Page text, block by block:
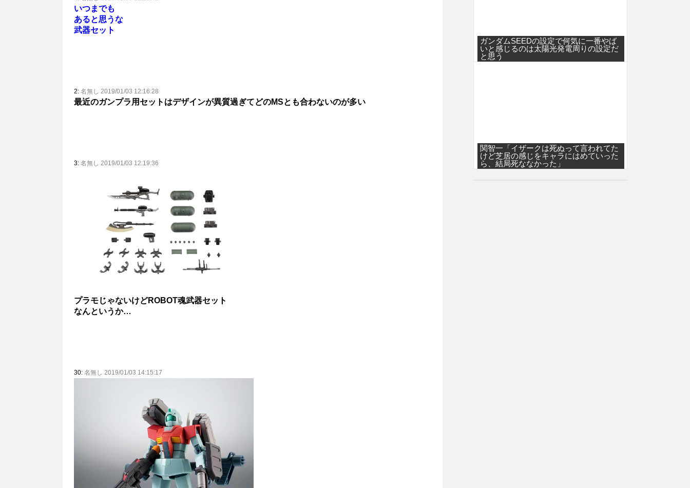
いつまでも
あると思うな
武器セット
2: 名無し 2019/01/03 12:16:28
最近のガンプラ用セットはデザインが異質過ぎてどのMSとも合わないのが多い
3: 名無し 2019/01/03 12:19:36
プラモじゃないけどROBOT魂武器セット
なんというか…
30: 名無し 2019/01/03 14:15:17
ガンダムSEEDの設定で何気に一番やば
いと感じるのは太陽光発電周りの設定だ
と思う
関智一「イザークは死ぬって言われてた
けど芝居の感じをキャラにはめていった
ら、結局死ななかった」